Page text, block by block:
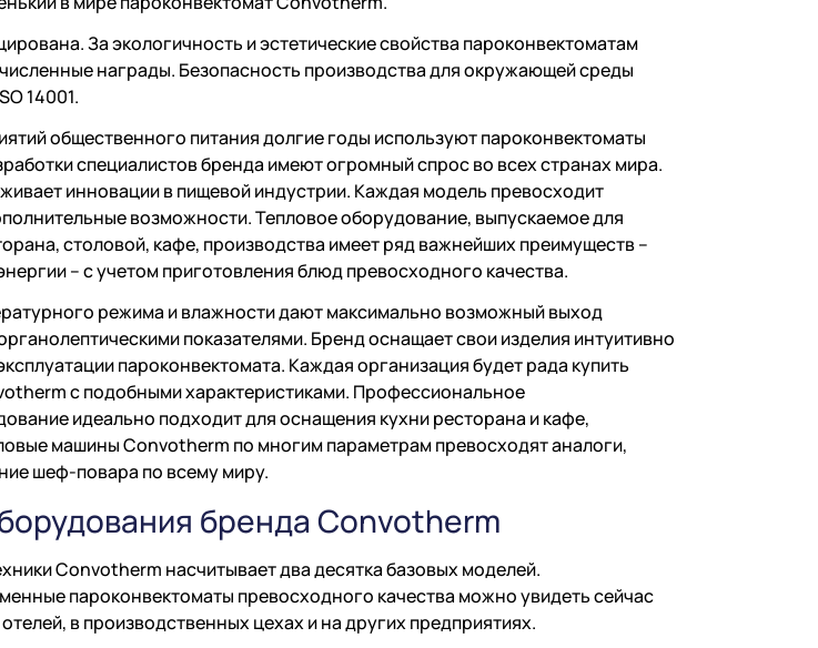
За экологичность и эстетические свойства пароконвектоматам
награды. Безопасность производства для окружающей среды
14001.
общественного питания долгие годы используют пароконвектоматы
специалистов бренда имеют огромный спрос во всех странах мира.
инновации в пищевой индустрии. Каждая модель превосходит
возможности. Тепловое оборудование, выпускаемое для
столовой, кафе, производства имеет ряд важнейших преимуществ –
– с учетом приготовления блюд превосходного качества.
режима и влажности дают максимально возможный выход
показателями. Бренд оснащает свои изделия интуитивно
пароконвектомата. Каждая организация будет рада купить
с подобными характеристиками. Профессиональное
идеально подходит для оснащения кухни ресторана и кафе,
машины Convotherm по многим параметрам превосходят аналоги,
шеф-повара по всему миру.
бренда Convotherm
Convotherm насчитывает два десятка базовых моделей.
пароконвектоматы превосходного качества можно увидеть сейчас
в производственных цехах и на других предприятиях.